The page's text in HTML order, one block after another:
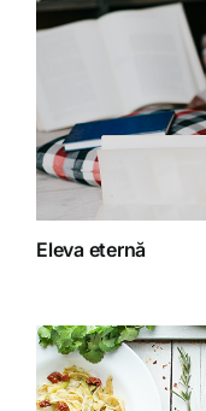
Fără categorie
Fitoterapie
Homeopatie
Eleva eternă